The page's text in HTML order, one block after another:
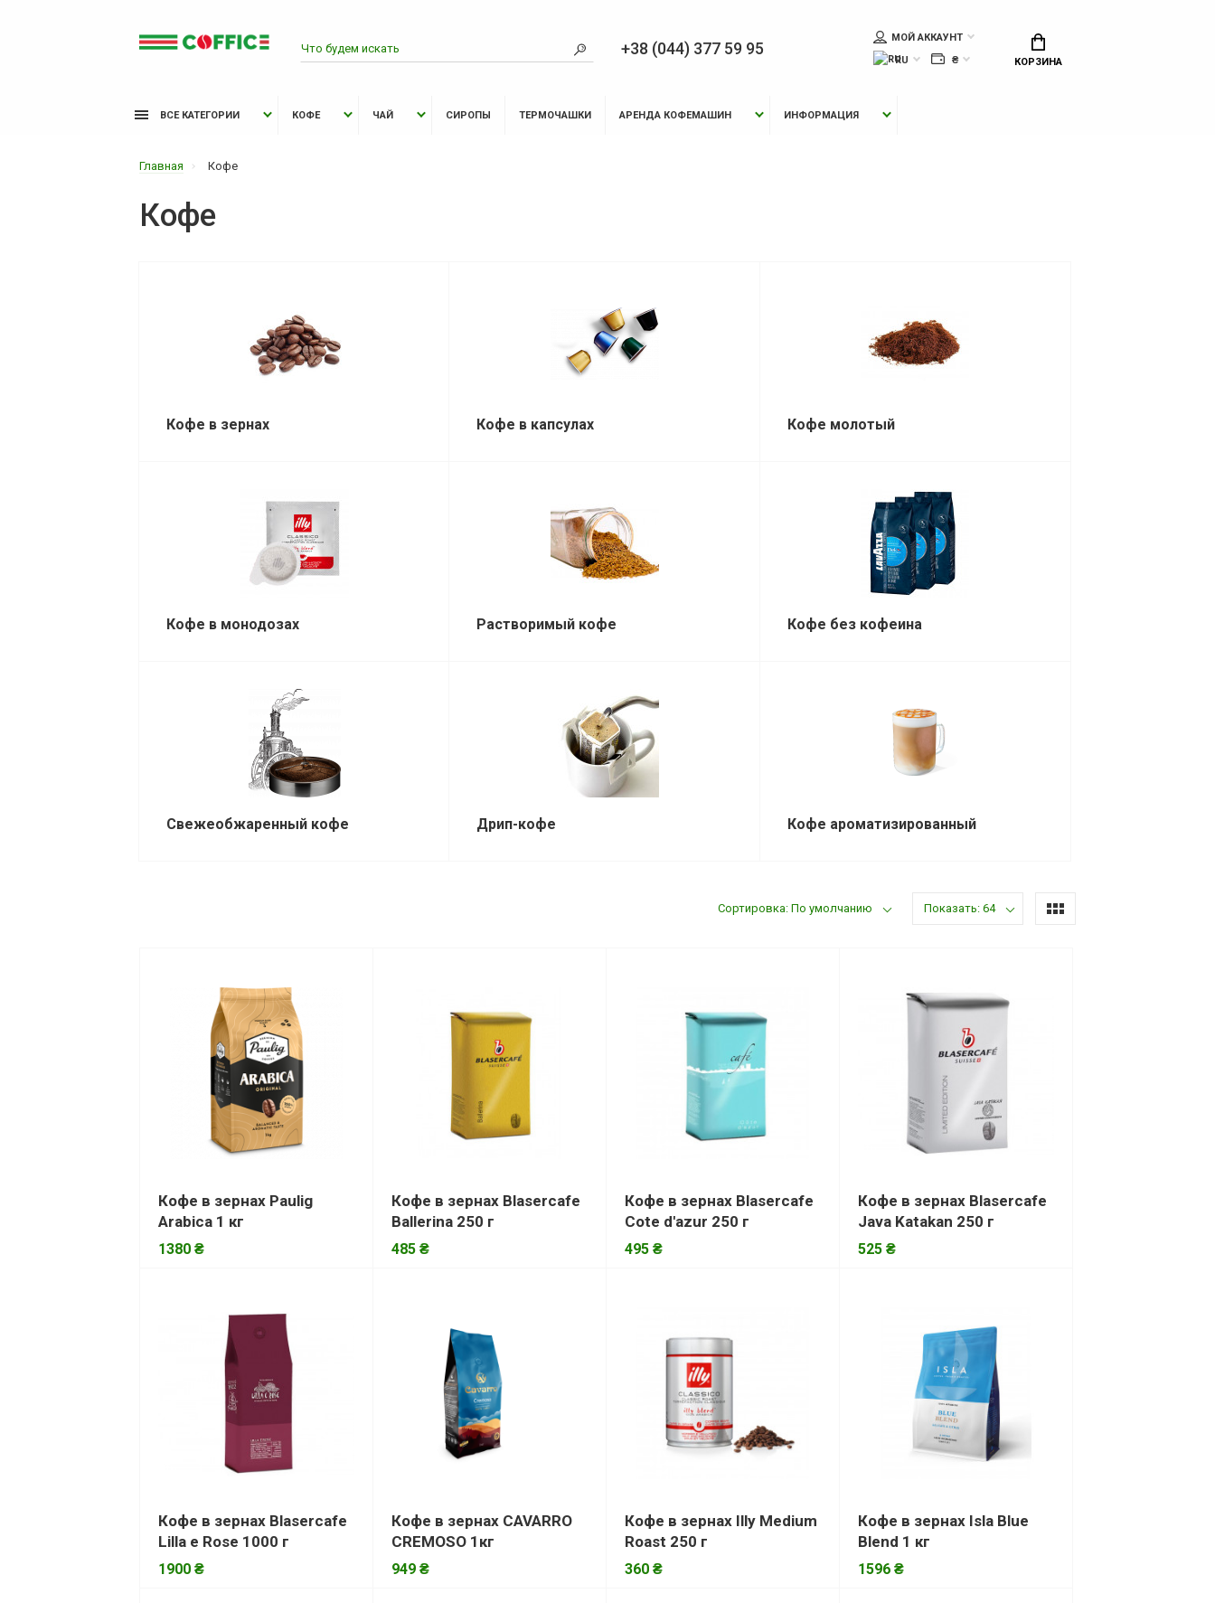
+38 (044) 377 59 95
МОЙ АККАУНТ
RU
₴ КОРЗИНА
ВСЕ КАТЕГОРИИ КОФЕ ЧАЙ СИРОПЫ ТЕРМОЧАШКИ АРЕНДА КОФЕМАШИН ИНФОРМАЦИЯ
Главная Кофе
Кофе
Кофе в зернах Кофе в капсулах Кофе молотый
Кофе в монодозах Растворимый кофе Кофе без кофеина
Свежеобжаренный кофе Дрип-кофе Кофе ароматизированный
Сортировка: По умолчанию Показать: 64
Кофе в зернах Paulig
Arabica 1 кг
1380 ₴
Кофе в зернах Blasercafe
Ballerina 250 г
485 ₴
Кофе в зернах Blasercafe
Cote d'azur 250 г
495 ₴
Кофе в зернах Blasercafe
Java Katakan 250 г
525 ₴
Кофе в зернах Blasercafe
Lilla e Rose 1000 г
1900 ₴
Кофе в зернах CAVARRO
СREMOSO 1кг
949 ₴
Кофе в зернах Illy Medium
Roast 250 г
360 ₴
Кофе в зернах Isla Blue
Blend 1 кг
1596 ₴